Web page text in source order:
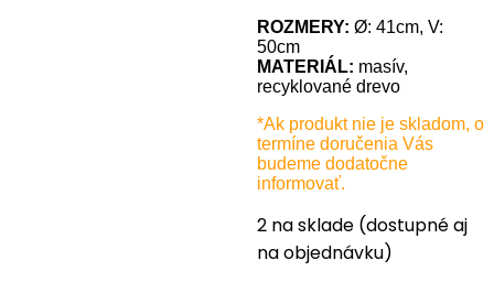
ROZMERY: Ø: 41cm, V:
50cm
MATERIÁL: masív,
recyklované drevo
*Ak produkt nie je skladom, o
termíne doručenia Vás
budeme dodatočne
informovať.
2 na sklade (dostupné aj
na objednávku)